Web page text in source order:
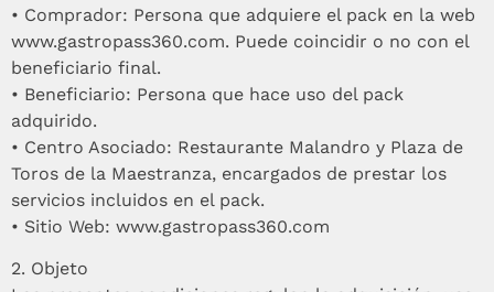
•⁠ ⁠Comprador: Persona que adquiere el pack en la web
www.gastropass360.com. Puede coincidir o no con el
beneficiario final.
•⁠ ⁠Beneficiario: Persona que hace uso del pack
adquirido.
•⁠ ⁠Centro Asociado: Restaurante Malandro y Plaza de
Toros de la Maestranza, encargados de prestar los
servicios incluidos en el pack.
•⁠ ⁠Sitio Web: www.gastropass360.com
2.⁠ ⁠Objeto